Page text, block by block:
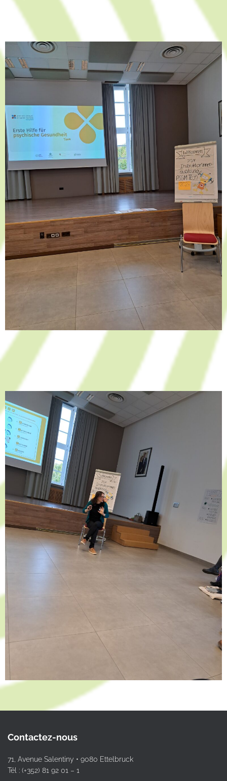
Contactez-nous
71, Avenue Salentiny • 9080 Ettelbruck
Tél : (+352) 81 92 01 – 1